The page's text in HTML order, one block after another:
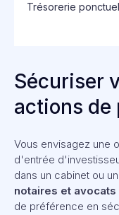
Trésorerie
Sécuriser
actions de
Vous envisagez une
d'entrée
dans un cabinet ou
notaires et
de préférence en